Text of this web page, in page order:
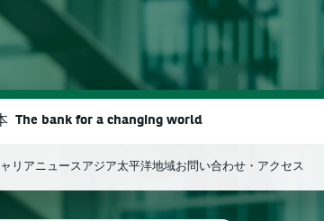
The bank for a changing world
リアニュースアジア太平洋地域お問い合わせ・アクセス